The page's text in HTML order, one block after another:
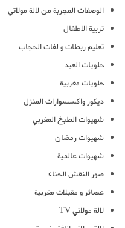
الوصفات المجربة من لالة مولاتي
تربية الاطفال
تعليم ربطات و لفات الحجاب
حلويات العيد
حلويات مغربية
ديكور واكسسوارات المنزل
شهيوات الطبخ المغربي
شهيوات رمضان
شهيوات عالمية
صور النقش الحناء
عصائر و مقبلات مغربية
لالة مولاتي TV